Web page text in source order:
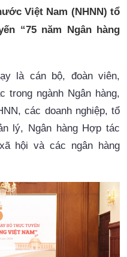
Việt Nam (NHNN) tổ
“75 năm Ngân hàng
là cán bộ, đoàn viên,
trong ngành Ngân hàng,
các doanh nghiệp, tổ
lý, Ngân hàng Hợp tác
hội và các ngân hàng